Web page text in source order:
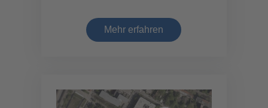
Mehr erfahren